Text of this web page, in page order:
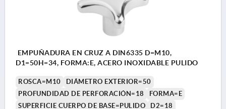
EMPUÑADURA EN CRUZ A DIN6335 D=M10,
D1=50H=34, FORMA:E, ACERO INOXIDABLE PULIDO
ROSCA=M10
DIÁMETRO EXTERIOR=50
PROFUNDIDAD DE PERFORACIÓN=18
FORMA=E
SUPERFICIE CUERPO DE BASE=PULIDO
D2=18